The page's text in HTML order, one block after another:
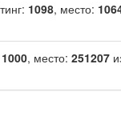
1098, место:
1000, место: 251207